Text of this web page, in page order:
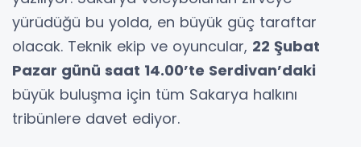
yürüdüğü bu yolda, en büyük güç taraftar
olacak. Teknik ekip ve oyuncular, 22 Şubat
Pazar günü saat 14.00’te Serdivan’daki
büyük buluşma için tüm Sakarya halkını
tribünlere davet ediyor.